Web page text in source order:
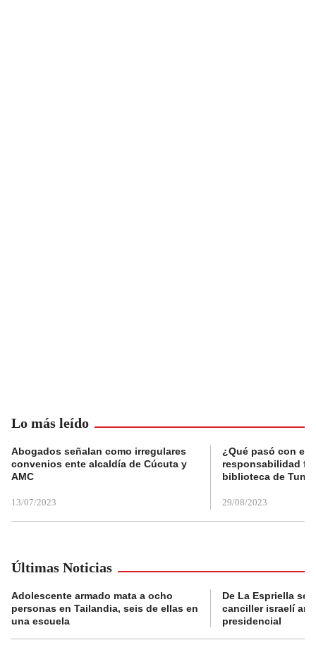
Lo más leído
Abogados señalan como irregulares
convenios ente alcaldía de Cúcuta y
AMC
13/07/2023
¿Qué pasó con el
responsabilidad
biblioteca de
29/08/2023
Últimas Noticias
Adolescente armado mata a ocho
personas en Tailandia, seis de ellas en
una escuela
De La Espriella se
canciller israelí
presidencial